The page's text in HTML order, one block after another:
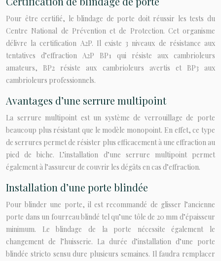
Pour être certifié, le blindage de porte doit réussir les tests du
Centre National de Prévention et de Protection. Cet organisme
délivre la certification A2P. Il existe 3 niveaux de résistance aux
tentatives d’effraction A2P BP1 qui résiste aux cambrioleurs
amateurs, BP2 résiste aux cambrioleurs avertis et BP3 aux
cambrioleurs professionnels.
Avantages d’une serrure multipoint
La serrure multipoint est un système de verrouillage de porte
beaucoup plus résistant que le modèle monopoint. En effet, ce type
de serrures permet de résister plus efficacement à une effraction au
pied de biche. L’installation d’une serrure multipoint permet
également à l’assureur de couvrir les dégâts en cas d’effraction.
Installation d’une porte blindée
Pour blinder une porte, il est recommandé de glisser l’ancienne
porte dans un fourreau blindé tel qu’une tôle de 20 mm d’épaisseur
minimum. Le blindage de la porte nécessite également le
changement de l’huisserie. La durée d’installation d’une porte
blindée stricto sensu dure plusieurs semaines. Il faudra remplacer